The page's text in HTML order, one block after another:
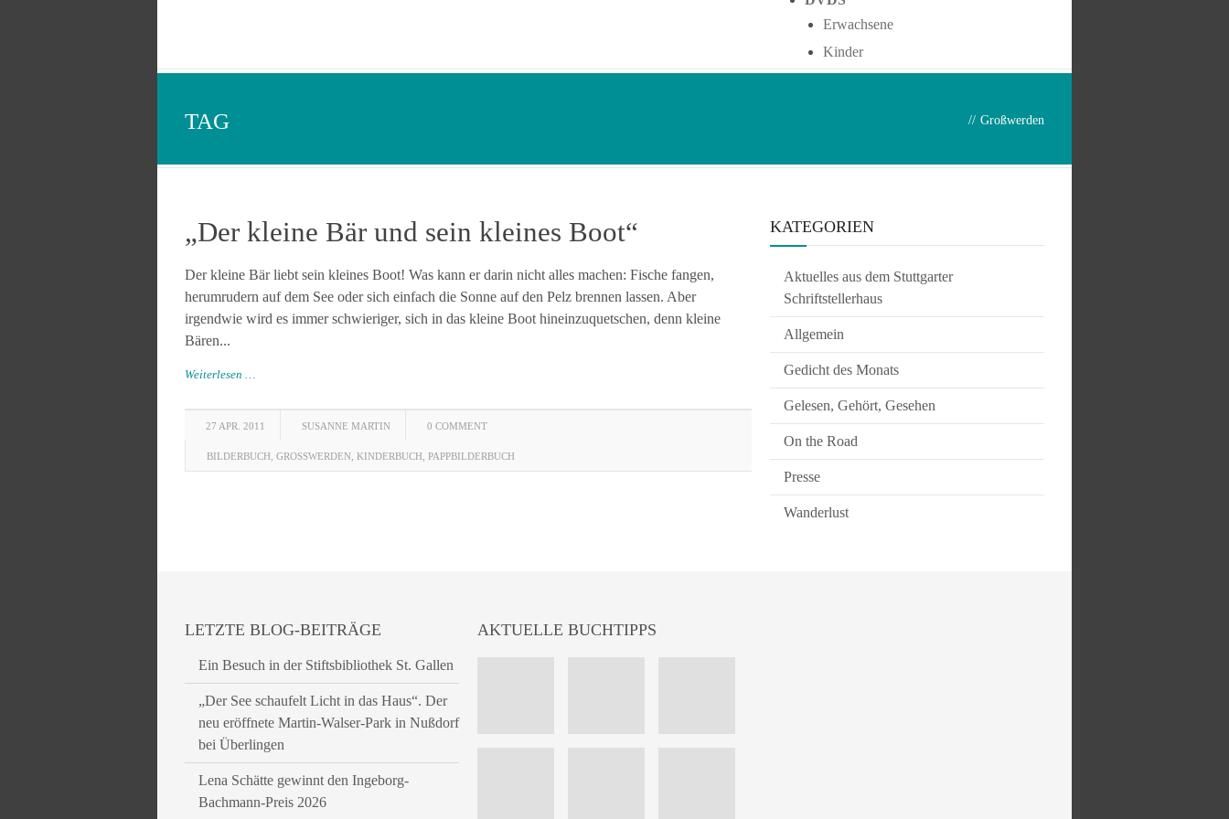
Erwachsene
Kinder
TAG // Großwerden
„Der kleine Bär und sein kleines Boot“
Der kleine Bär liebt sein kleines Boot! Was kann er darin nicht alles machen: Fische fangen,
herumrudern auf dem See oder sich einfach die Sonne auf den Pelz brennen lassen. Aber
irgendwie wird es immer schwieriger, sich in das kleine Boot hineinzuquetschen, denn kleine
Bären...
Weiterlesen …
27 APR. 2011 SUSANNE MARTIN 0 COMMENT
BILDERBUCH GROSSWERDEN KINDERBUCH PAPPBILDERBUCH
KATEGORIEN
Aktuelles aus dem Stuttgarter
Schriftstellerhaus
Allgemein
Gedicht des Monats
Gelesen, Gehört, Gesehen
On the Road
Presse
Wanderlust
LETZTE BLOG-BEITRÄGE
Ein Besuch in der Stiftsbibliothek St. Gallen
„Der See schaufelt Licht in das Haus“. Der
neu eröffnete Martin-Walser-Park in Nußdorf
bei Überlingen
Lena Schätte gewinnt den Ingeborg-
Bachmann-Preis 2026
AKTUELLE BUCHTIPPS